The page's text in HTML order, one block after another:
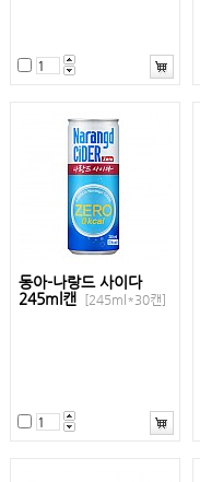
동아-나랑드 사이다
245ml캔
[245ml*30캔]